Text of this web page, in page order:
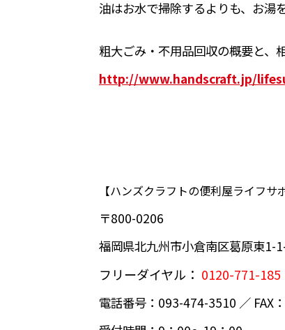
油はお水で掃除するよりも、お湯
粗大ごみ・不用品回収の概要と、
http://www.handscraft.jp/
【ハンズクラフトの便利屋ライフサ
〒800-0206
福岡県北九州市小倉南区葛原東1-
フリーダイヤル： 0120-771-185
電話番号：093-474-3510 ／ FAX